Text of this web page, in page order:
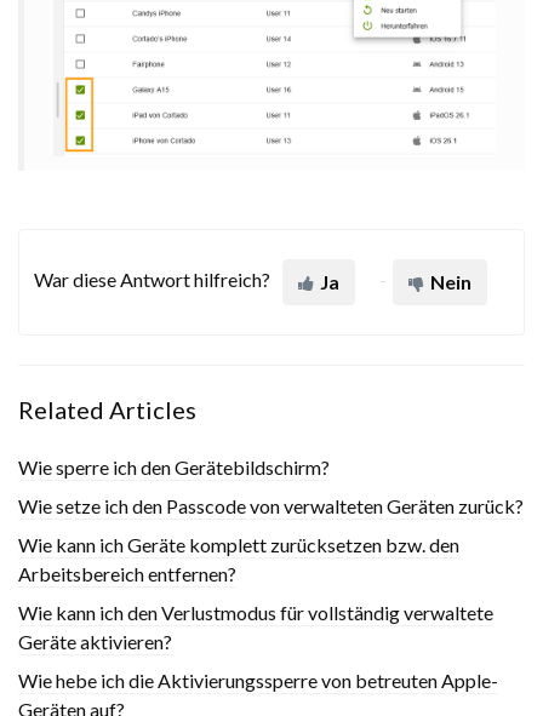
War diese Antwort hilfreich? Ja Nein
Related Articles
Wie sperre ich den Gerätebildschirm?
Wie setze ich den Passcode von verwalteten Geräten zurück?
Wie kann ich Geräte komplett zurücksetzen bzw. den
Arbeitsbereich entfernen?
Wie kann ich den Verlustmodus für vollständig verwaltete
Geräte aktivieren?
Wie hebe ich die Aktivierungssperre von betreuten Apple-
Geräten auf?